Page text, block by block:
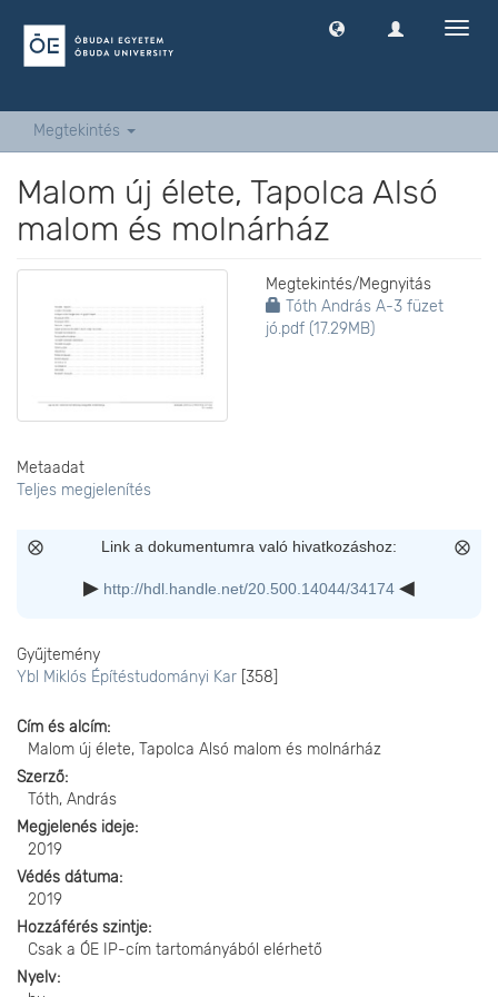
Megtekintés
Malom új élete, Tapolca Alsó
malom és molnárház
Megtekintés/Megnyitás
Tóth András A-3 füzet
jó.pdf (17.29MB)
Metaadat
Teljes megjelenítés
Link a dokumentumra való hivatkozáshoz:
http://hdl.handle.net/20.500.14044/34174
Gyűjtemény
Ybl Miklós Építéstudományi Kar [358]
Cím és alcím
Malom új élete, Tapolca Alsó malom és molnárház
Szerző
Tóth, András
Megjelenés ideje
2019
Védés dátuma
2019
Hozzáférés szintje
Csak a ÓE IP-cím tartományából elérhető
Nyelv